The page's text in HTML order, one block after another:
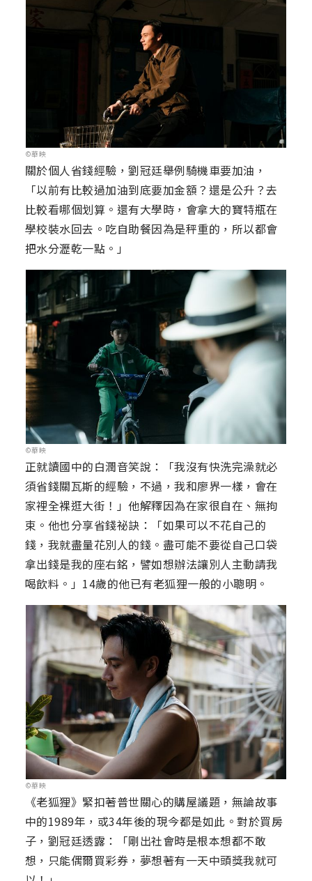
©華映
關於個人省錢經驗，劉冠廷舉例騎機車要加油，
「以前有比較過加油到底要加金額？還是公升？去
比較看哪個划算。還有大學時，會拿大的寶特瓶在
學校裝水回去。吃自助餐因為是秤重的，所以都會
把水分瀝乾一點。」
©華映
正就讀國中的白潤音笑說：「我沒有快洗完澡就必
須省錢關瓦斯的經驗，不過，我和廖界一樣，會在
家裡全裸逛大街！」他解釋因為在家很自在、無拘
束。他也分享省錢祕訣：「如果可以不花自己的
錢，我就盡量花別人的錢。盡可能不要從自己口袋
拿出錢是我的座右銘，譬如想辦法讓別人主動請我
喝飲料。」14歲的他已有老狐狸一般的小聰明。
©華映
《老狐狸》緊扣著普世關心的購屋議題，無論故事
中的1989年，或34年後的現今都是如此。對於買房
子，劉冠廷透露：「剛出社會時是根本想都不敢
想，只能偶爾買彩券，夢想著有一天中頭獎我就可